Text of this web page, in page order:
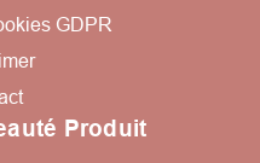
GDPR
Produit